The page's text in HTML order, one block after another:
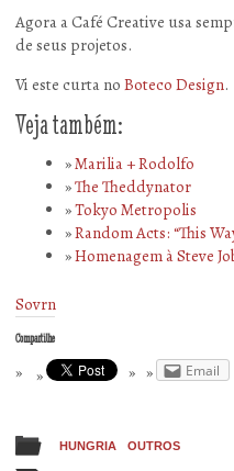
Agora a Café Creative usa
de seus projetos.
Vi este curta no Boteco Design.
Veja também:
Marilia + Rodolfo
The Theddynator
Tokyo Metropolis
Random Acts: “This
Homenagem à Steve
Sovrn
Compartilhe
Email
HUNGRIA OUTROS